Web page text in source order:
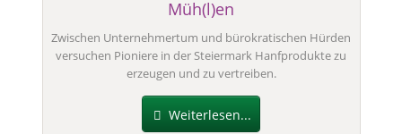
Müh(l)en
Zwischen Unternehmertum und bürokratischen Hürden
versuchen Pioniere in der Steiermark Hanfprodukte zu
erzeugen und zu vertreiben.
Weiterlesen...